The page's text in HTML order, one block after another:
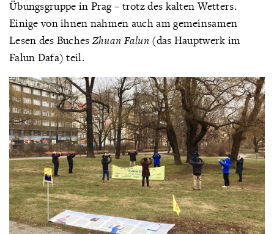
Übungsgruppe in Prag – trotz des kalten Wetters.
Einige von ihnen nahmen auch am gemeinsamen
Lesen des Buches Zhuan Falun (das Hauptwerk im
Falun Dafa) teil.